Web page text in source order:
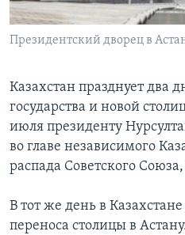
Learning English
Языки
Президентский дворец в
Казахстан празднует два
государства и новой
июля президенту
во главе независимого
распада Советского
В тот же день в
переноса столицы в